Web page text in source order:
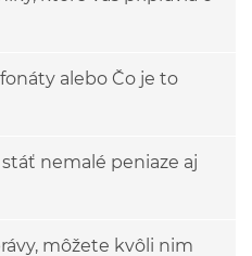
alebo Čo je to
nemalé peniaze aj
môžete kvôli nim